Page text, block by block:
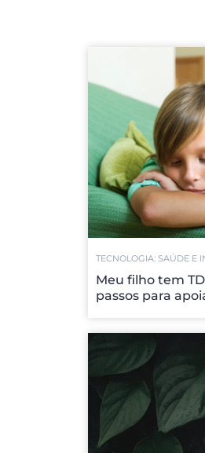
TECNOLOGIA: SAÚDE E
Meu filho tem
passos para